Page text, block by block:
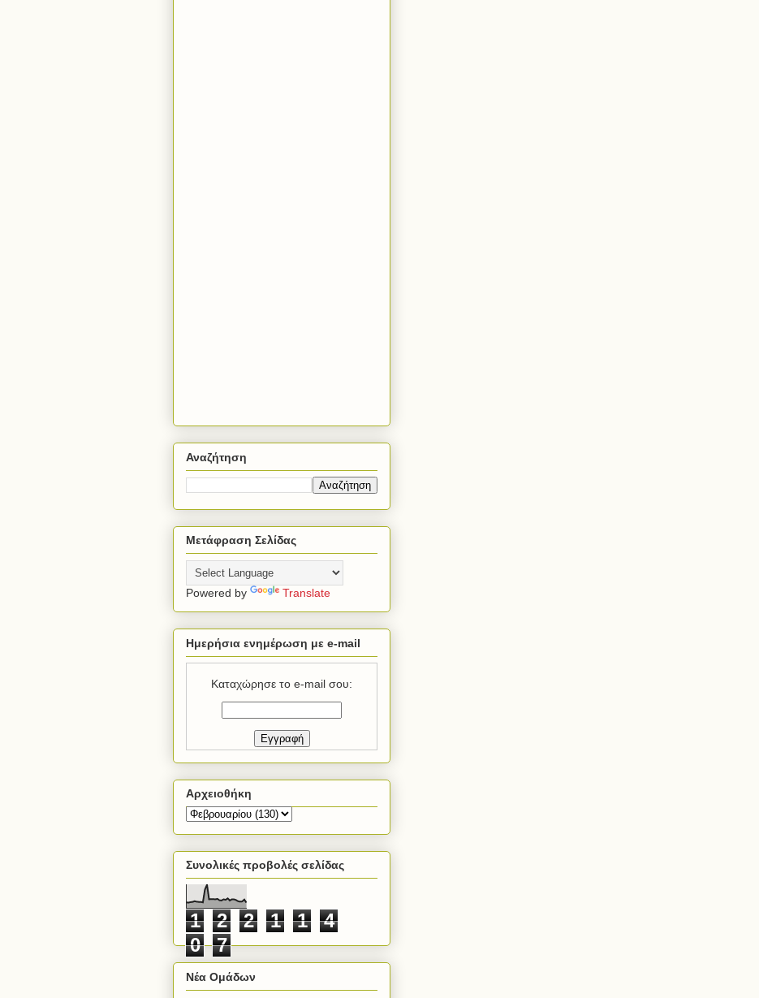
Αναζήτηση
Μετάφραση Σελίδας
Powered by Translate
Ημερήσια ενημέρωση με e-mail
Καταχώρησε το e-mail σου:
Αρχειοθήκη
Συνολικές προβολές σελίδας
1 2 2 1 1
4
0
7
Νέα Ομάδων